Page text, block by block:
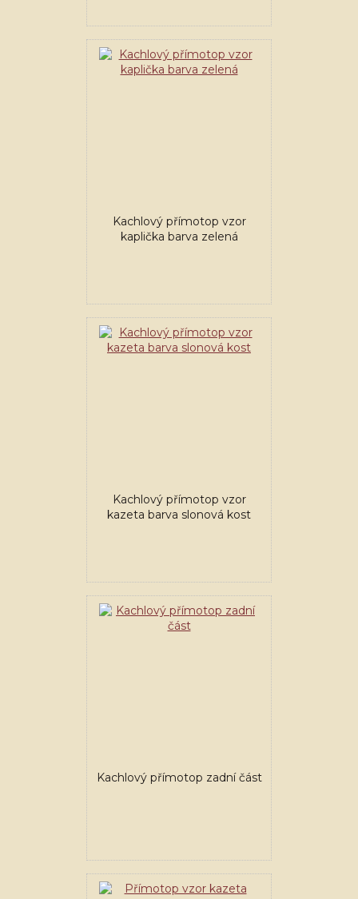
Kachlový přímotop vzor
kaplička barva zelená
Kachlový přímotop vzor
kazeta barva slonová kost
Kachlový přímotop zadní část